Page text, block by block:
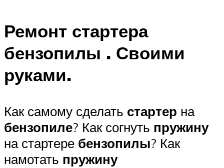
Ремонт стартера
бензопилы . Своими
руками.
Как самому сделать стартер на
бензопиле? Как согнуть пружину
на стартере бензопилы? Как
намотать пружину